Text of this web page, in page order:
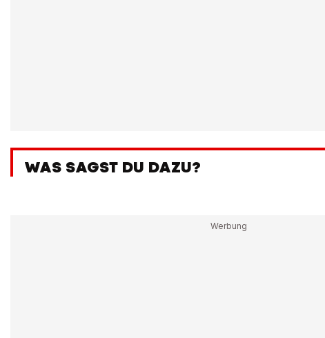
WAS SAGST DU DAZU?